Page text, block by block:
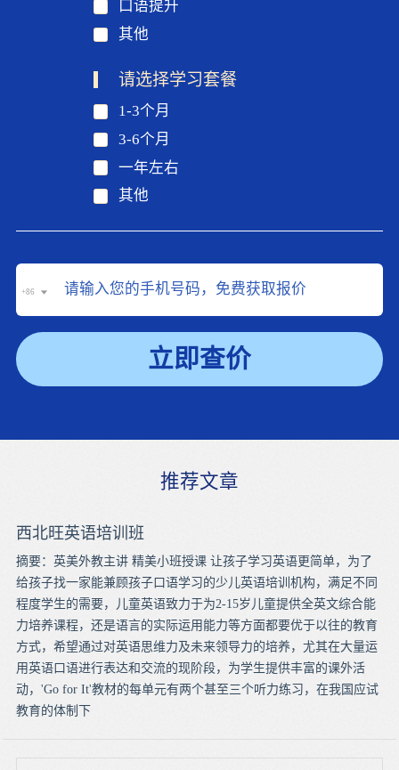
口语提升
其他
请选择学习套餐
1-3个月
3-6个月
一年左右
其他
+86
立即查价
推荐文章
西北旺英语培训班
摘要：英美外教主讲 精美小班授课 让孩子学习英语更简单，为了
给孩子找一家能兼顾孩子口语学习的少儿英语培训机构，满足不同
程度学生的需要，儿童英语致力于为2-15岁儿童提供全英文综合能
力培养课程，还是语言的实际运用能力等方面都要优于以往的教育
方式，希望通过对英语思维力及未来领导力的培养，尤其在大量运
用英语口语进行表达和交流的现阶段，为学生提供丰富的课外活
动，'Go for It'教材的每单元有两个甚至三个听力练习，在我国应试
教育的体制下